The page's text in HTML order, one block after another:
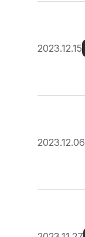
2023.12.15
2023.12.06